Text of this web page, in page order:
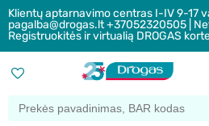
Klientų aptarnavimo centras I-IV 9-17
pagalba@drogas.lt +37052320505 |
Registruokitės ir virtualią DROGAS